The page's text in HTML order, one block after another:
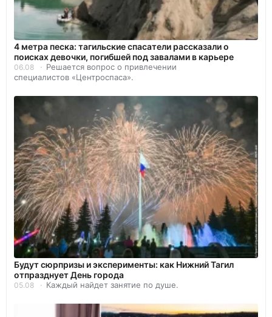
4 метра песка: тагильские спасатели рассказали о
поисках девочки, погибшей под завалами в карьере
06.08
Решается вопрос о привлечении
специалистов «Центроспаса».
Будут сюрпризы и эксперименты: как Нижний Тагил
отпразднует День города
05.08 Каждый найдет занятие по душе.